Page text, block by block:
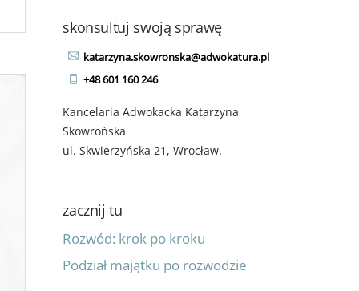
skonsultuj swoją sprawę
katarzyna.skowronska@adwokatura.pl
+48 601 160 246
Kancelaria Adwokacka Katarzyna
Skowrońska
ul. Skwierzyńska 21, Wrocław.
zacznij tu
Rozwód: krok po kroku
Podział majątku po rozwodzie